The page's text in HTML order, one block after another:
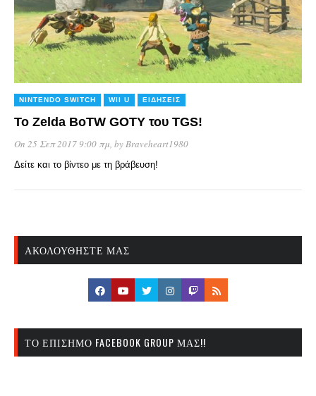
NINTENDO SWITCH WII U ΕΙΔΉΣΕΙΣ
Το Zelda BoTW GOTY του TGS!
On 25 Σεπ 2017 9:00 πμ, byBraveheart1980
Δείτε και το βίντεο με τη βράβευση!
ΑΚΟΛΟΥΘΉΣΤΕ ΜΑΣ
ΤΟ ΕΠΊΣΗΜΟ FACEBOOK GROUP ΜΑΣ!!